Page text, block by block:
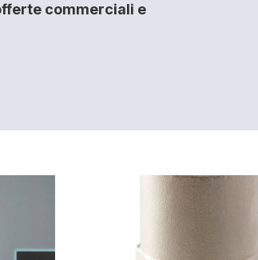
commerciali e